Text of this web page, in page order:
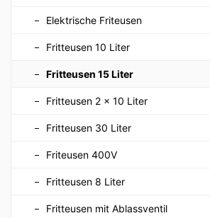
Elektrische Friteusen
Fritteusen 10 Liter
Fritteusen 15 Liter
Fritteusen 2 x 10 Liter
Fritteusen 30 Liter
Friteusen 400V
Fritteusen 8 Liter
Fritteusen mit Ablassventil